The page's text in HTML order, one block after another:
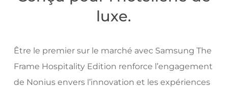
luxe.
Être le premier sur le marché avec Samsung The
Frame Hospitality Edition renforce l’engagement
de Nonius envers l’innovation et les expériences